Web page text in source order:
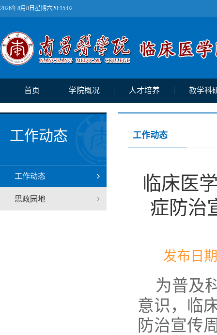
2026年8月8日星期六20:15:03
首页 学院概况 人才培养 教学科
工作动态
工作动态
思政园地
工作动态
临床医
症防治
发布日
为普及
意识，临
防治宣传